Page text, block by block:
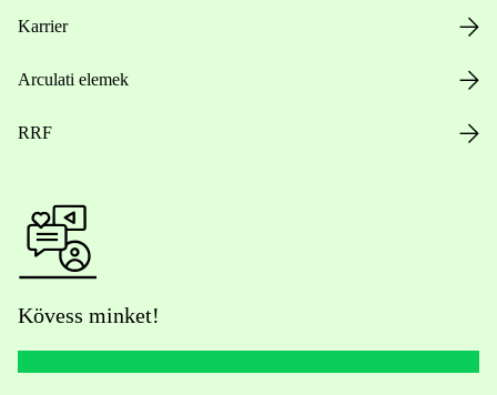
Karrier
Arculati elemek
RRF
Kövess minket!